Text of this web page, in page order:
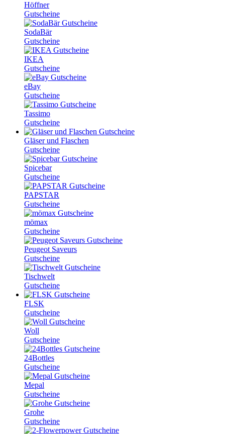
Höffner
Gutscheine
SodaBär
Gutscheine
IKEA
Gutscheine
eBay
Gutscheine
Tassimo
Gutscheine
Gläser und Flaschen
Gutscheine
Spicebar
Gutscheine
PAPSTAR
Gutscheine
mömax
Gutscheine
Peugeot Saveurs
Gutscheine
Tischwelt
Gutscheine
FLSK
Gutscheine
Woll
Gutscheine
24Bottles
Gutscheine
Mepal
Gutscheine
Grohe
Gutscheine